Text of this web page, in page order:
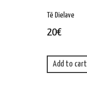
Të Dielave
20€
Add to cart